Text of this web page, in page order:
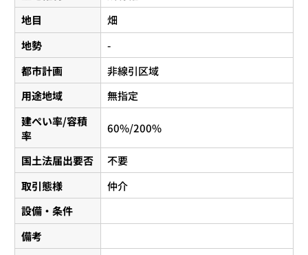
地目
畑
地勢
-
都市計画
非線引区域
用途地域
無指定
建ぺい率/容積
率
60%/200%
国土法届出要否
不要
取引態様
仲介
設備・条件
備考